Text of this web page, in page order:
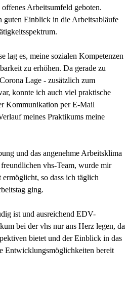
Arbeitsumfeld geboten.
guten Einblick in die Arbeitsabläufe
lag es, meine sozialen Kompetenzen
zu erhöhen. Da gerade zu
Lage - zusätzlich zum
konnte ich auch viel praktische
Kommunikation per E-Mail
meines Praktikums meine
und das angenehme Arbeitsklima
vhs-Team, wurde mir
so dass ich täglich
ging.
ist und ausreichend EDV-
bei der vhs nur ans Herz legen, da
bietet und der Einblick in das
Entwicklungsmöglichkeiten bereit